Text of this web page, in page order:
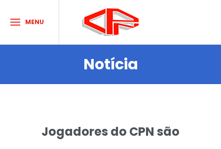
Sobre o Clube
Agenda de Eventos
MENU
Notícia
Jogadores do CPN são